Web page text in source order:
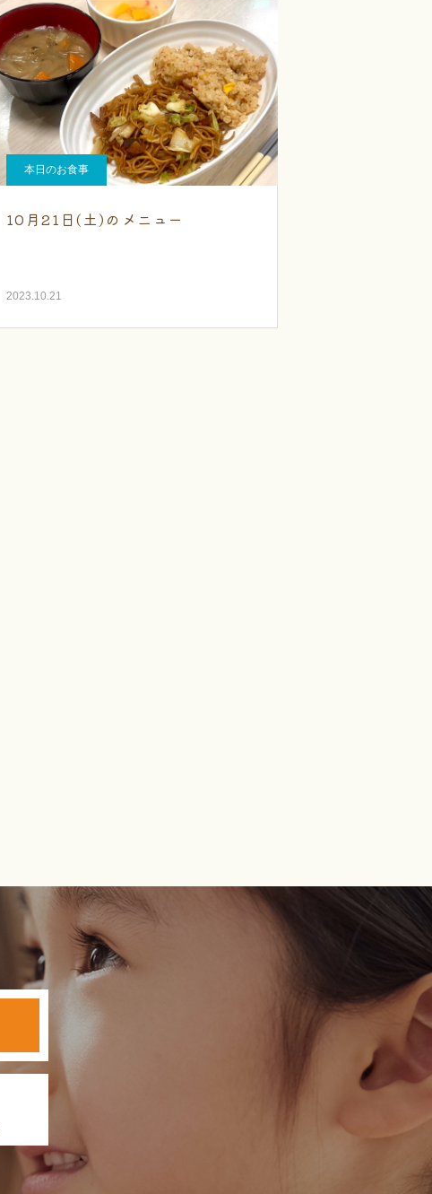
本日のお食事
10月21日(土)のメニュー
2023.10.21